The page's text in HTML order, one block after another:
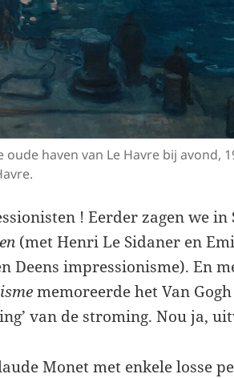
oude haven van Le Havre bij avond,
! Eerder zagen we
(met Henri Le Sidaner en
Deens impressionisme). En
memoreerde het Van
van de stroming. Nou ja,
Monet met enkele losse